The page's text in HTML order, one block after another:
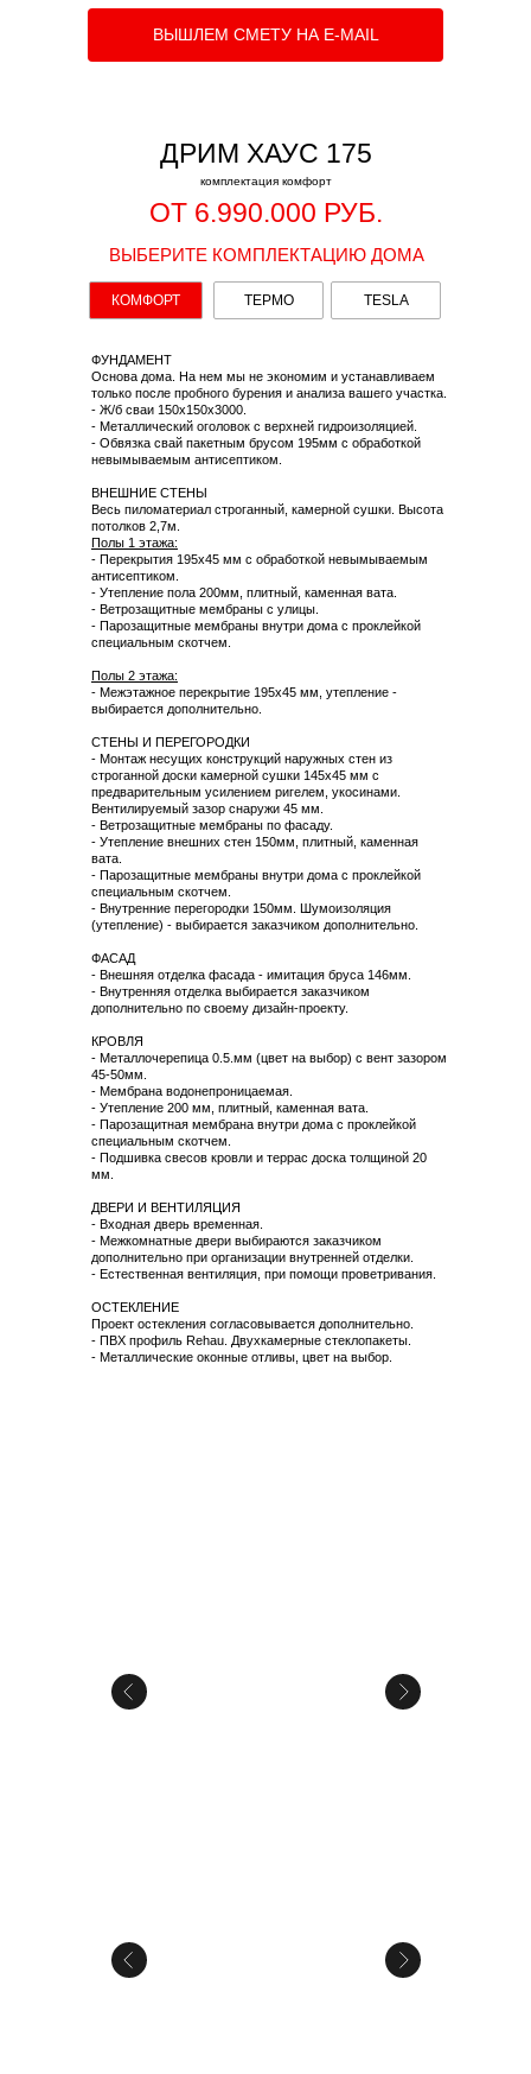
ВЫШЛЕМ СМЕТУ НА E-MAIL
КОМФОРТ ТЕРМО TESLA
ВЫБЕРИТЕ КОМПЛЕКТАЦИЮ ДОМА
ДРИМ ХАУС 175
комплектация комфорт
ФУНДАМЕНТ
Основа дома. На нем мы не экономим и устанавливаем
только после пробного бурения и анализа вашего участка.
- Ж/б сваи 150х150х3000.
- Металлический оголовок с верхней гидроизоляцией.
- Обвязка свай пакетным брусом 195мм с обработкой
невымываемым антисептиком.
ВНЕШНИЕ СТЕНЫ
Весь пиломатериал строганный, камерной сушки. Высота
потолков 2,7м.
Полы 1 этажа:
- Перекрытия 195х45 мм с обработкой невымываемым
антисептиком.
- Утепление пола 200мм, плитный, каменная вата.
- Ветрозащитные мембраны с улицы.
- Парозащитные мембраны внутри дома с проклейкой
специальным скотчем.
Полы 2 этажа:
- Межэтажное перекрытие 195х45 мм, утепление -
выбирается дополнительно.
СТЕНЫ И ПЕРЕГОРОДКИ
- Монтаж несущих конструкций наружных стен из
строганной доски камерной сушки 145х45 мм с
предварительным усилением ригелем, укосинами.
Вентилируемый зазор снаружи 45 мм.
- Ветрозащитные мембраны по фасаду.
- Утепление внешних стен 150мм, плитный, каменная
вата.
- Парозащитные мембраны внутри дома с проклейкой
специальным скотчем.
- Внутренние перегородки 150мм. Шумоизоляция
(утепление) - выбирается заказчиком дополнительно.
ФАСАД
- Внешняя отделка фасада - имитация бруса 146мм.
- Внутренняя отделка выбирается заказчиком
дополнительно по своему дизайн-проекту.
КРОВЛЯ
- Металлочерепица 0.5.мм (цвет на выбор) с вент зазором
45-50мм.
- Мембрана водонепроницаемая.
- Утепление 200 мм, плитный, каменная вата.
- Парозащитная мембрана внутри дома с проклейкой
специальным скотчем.
- Подшивка свесов кровли и террас доска толщиной 20
мм.
ДВЕРИ И ВЕНТИЛЯЦИЯ
- Входная дверь временная.
- Межкомнатные двери выбираются заказчиком
дополнительно при организации внутренней отделки.
- Естественная вентиляция, при помощи проветривания.
ОСТЕКЛЕНИЕ
Проект остекления согласовывается дополнительно.
- ПВХ профиль Rehau. Двухкамерные стеклопакеты.
- Металлические оконные отливы, цвет на выбор.
ОТ 6.990.000 РУБ.